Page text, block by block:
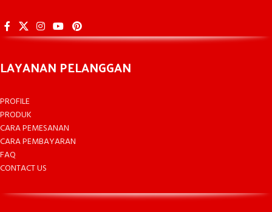
LAYANAN PELANGGAN
PROFILE
PRODUK
CARA PEMESANAN
CARA PEMBAYARAN
FAQ
CONTACT US